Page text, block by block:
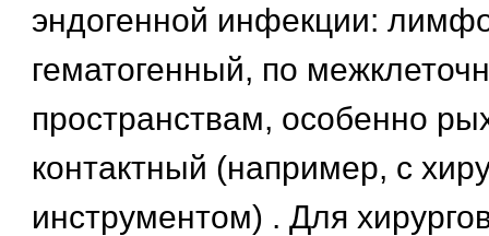
эндогенной инфекции:
гематогенный, по
пространствам, особенно
контактный (например, с
инструментом) . Для